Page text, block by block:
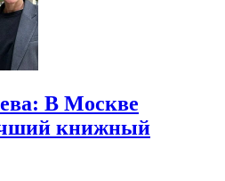
В Москве
книжный